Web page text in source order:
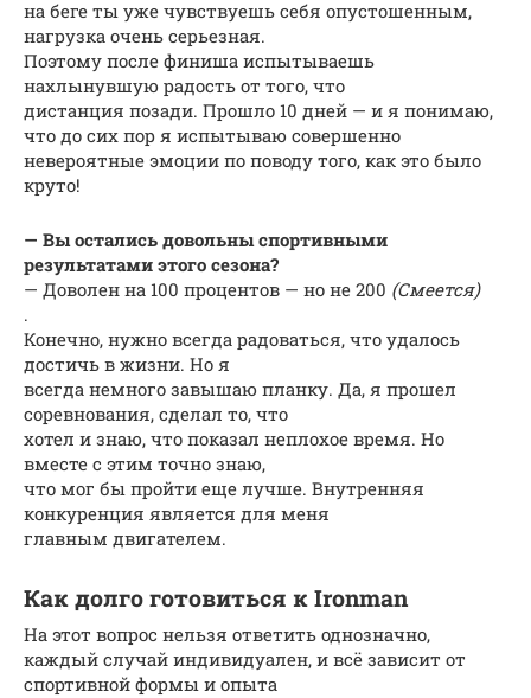
на беге ты уже чувствуешь себя опустошенным,
нагрузка очень серьезная.
Поэтому после финиша испытываешь
нахлынувшую радость от того, что
дистанция позади. Прошло 10 дней — и я понимаю,
что до сих пор я испытываю совершенно
невероятные эмоции по поводу того, как это было
круто!
— Вы остались довольны спортивными
результатами этого сезона?
— Доволен на 100 процентов — но не 200 (Смеется)
.
Конечно, нужно всегда радоваться, что удалось
достичь в жизни. Но я
всегда немного завышаю планку. Да, я прошел
соревнования, сделал то, что
хотел и знаю, что показал неплохое время. Но
вместе с этим точно знаю,
что мог бы пройти еще лучше. Внутренняя
конкуренция является для меня
главным двигателем.
Как долго готовиться к Ironman
На этот вопрос нельзя ответить однозначно,
каждый случай индивидуален, и всё зависит от
спортивной формы и опыта